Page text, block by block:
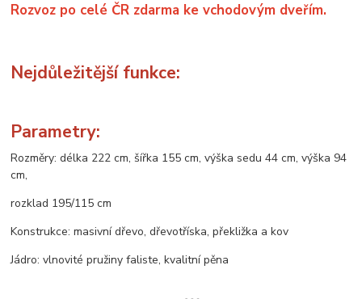
Rozvoz po celé ČR zdarma ke vchodovým dveřím.
Nejdůležitější funkce:
Parametry:
Rozměry: délka 222 cm, šířka 155 cm, výška sedu 44 cm, výška 94
cm,
rozklad 195/115 cm
Konstrukce: masivní dřevo, dřevotříska, překližka a kov
Jádro: vlnovité pružiny faliste, kvalitní pěna